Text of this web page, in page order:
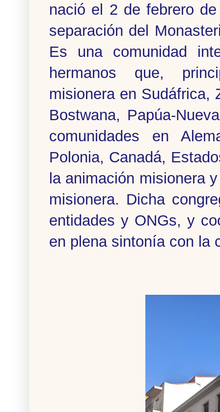
nació el 2 de febrero
separación del
Es una comunidad
hermanos que,
misionera en Sudáfrica,
Bostwana, Papúa-
comunidades en
Polonia, Canadá,
la animación misionera
misionera. Dicha
entidades y ONGs, y
en plena sintonía con la